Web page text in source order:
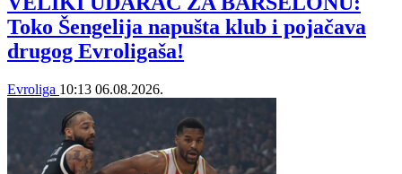
Toko Šengelija napušta klub i pojačava
drugog Evroligaša!
Evroliga 10:13 06.08.2026.